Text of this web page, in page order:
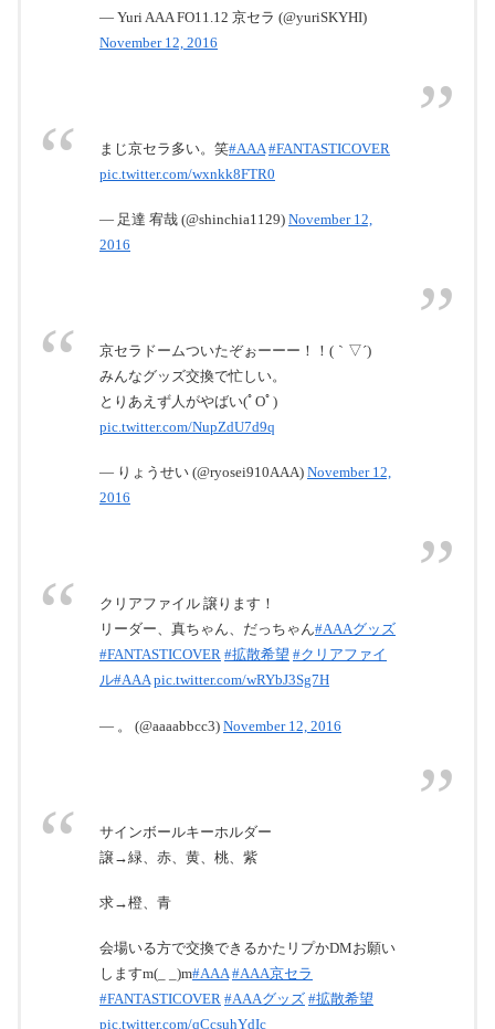
— Yuri AAA FO11.12 京セラ (@yuriSKYHI)
November 12, 2016
まじ京セラ多い。笑#AAA #FANTASTICOVER
pic.twitter.com/wxnkk8FTR0
— 足達 宥哉 (@shinchia1129) November 12,
2016
京セラドームついたぞぉーーー！！(｀▽´)
みんなグッズ交換で忙しい。
とりあえず人がやばい(ﾟOﾟ)
pic.twitter.com/NupZdU7d9q
— りょうせい (@ryosei910AAA) November 12,
2016
クリアファイル 譲ります！
リーダー、真ちゃん、だっちゃん#AAAグッズ
#FANTASTICOVER #拡散希望 #クリアファイ
ル#AAA pic.twitter.com/wRYbJ3Sg7H
— 。 (@aaaabbcc3) November 12, 2016
サインボールキーホルダー
譲→緑、赤、黄、桃、紫
求→橙、青
会場いる方で交換できるかたリプかDMお願い
しますm(_ _)m#AAA #AAA京セラ
#FANTASTICOVER #AAAグッズ #拡散希望
pic.twitter.com/qCcsuhYdIc